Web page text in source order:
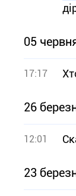
05
17:17
26
12:01
23